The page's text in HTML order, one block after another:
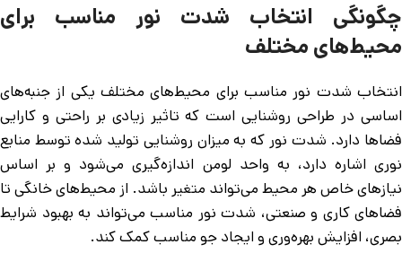
چگونگی انتخاب شدت نور مناسب برای
محیط‌های مختلف
انتخاب شدت نور مناسب برای محیط‌های مختلف یکی از جنبه‌های
اساسی در طراحی روشنایی است که تاثیر زیادی بر راحتی و کارایی
فضاها دارد. شدت نور که به میزان روشنایی تولید شده توسط منابع
نوری اشاره دارد، به واحد لومن اندازه‌گیری می‌شود و بر اساس
نیازهای خاص هر محیط می‌تواند متغیر باشد. از محیط‌های خانگی تا
فضاهای کاری و صنعتی، شدت نور مناسب می‌تواند به بهبود شرایط
بصری، افزایش بهره‌وری و ایجاد جو مناسب کمک کند.